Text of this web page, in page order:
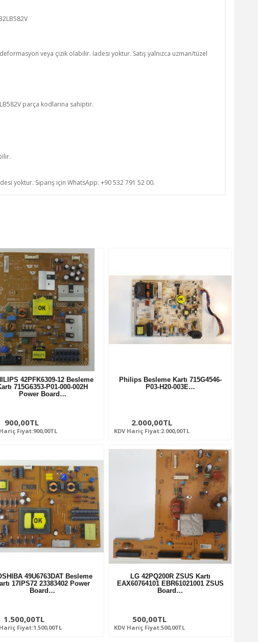
veya çizik olabilir. İadesi yoktur. Satış yalnızca uzman/tüzel
parça kodlarına sahiptir.
yoktur. Sipariş için WhatsApp: +90 532 791 52 00.
42PFK6309-12 Besleme
715G6353-P01-000-002H
Power Board…
900,00TL
Fiyat:900,00TL
Philips Besleme Kartı 715G4546-
P03-H20-003E…
2.000,00TL
KDV Hariç Fiyat:2.000,00TL
49U6763DAT Besleme
17IPS72 23383402 Power
Board…
1.500,00TL
Fiyat:1.500,00TL
LG 42PQ200R ZSUS Kartı
EAX60764101 EBR61021001 ZSUS
Board…
500,00TL
KDV Hariç Fiyat:500,00TL